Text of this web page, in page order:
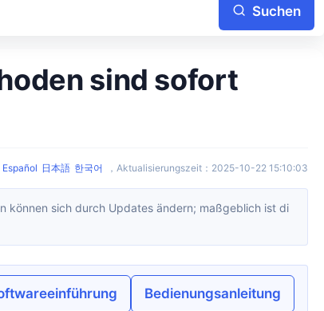
Suchen
Español 日本語 한국어 ， Aktualisierungszeit ： 2025-10-22 15:10:03
Bedienungsanleitung